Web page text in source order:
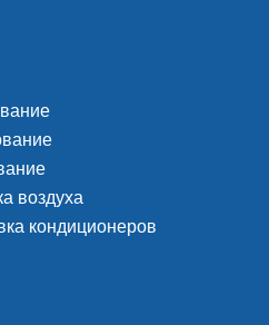
воздуха
кондиционеров